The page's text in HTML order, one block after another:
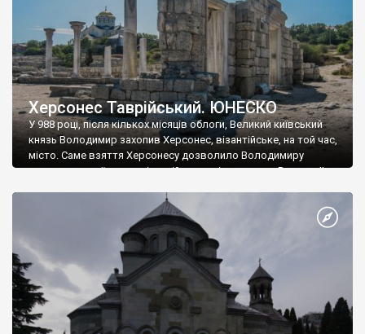
Херсонес Таврійський. ЮНЕСКО
У 988 році, після кількох місяців облоги, Великий київський
князь Володимир захопив Херсонес, візантійське, на той час,
місто. Саме взяття Херсонесу дозволило Володимиру
диктувати свої умови візантійському імператору Василю ІІ, та
Херсонесі Володимир-язичник, став Василем-християнином.
А потім було Хрещення Русі. На честь Херсонесу Таврійського